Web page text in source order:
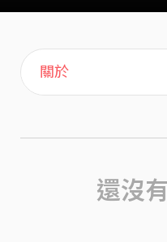
主頁
歌單
喜歡
關於
還沒